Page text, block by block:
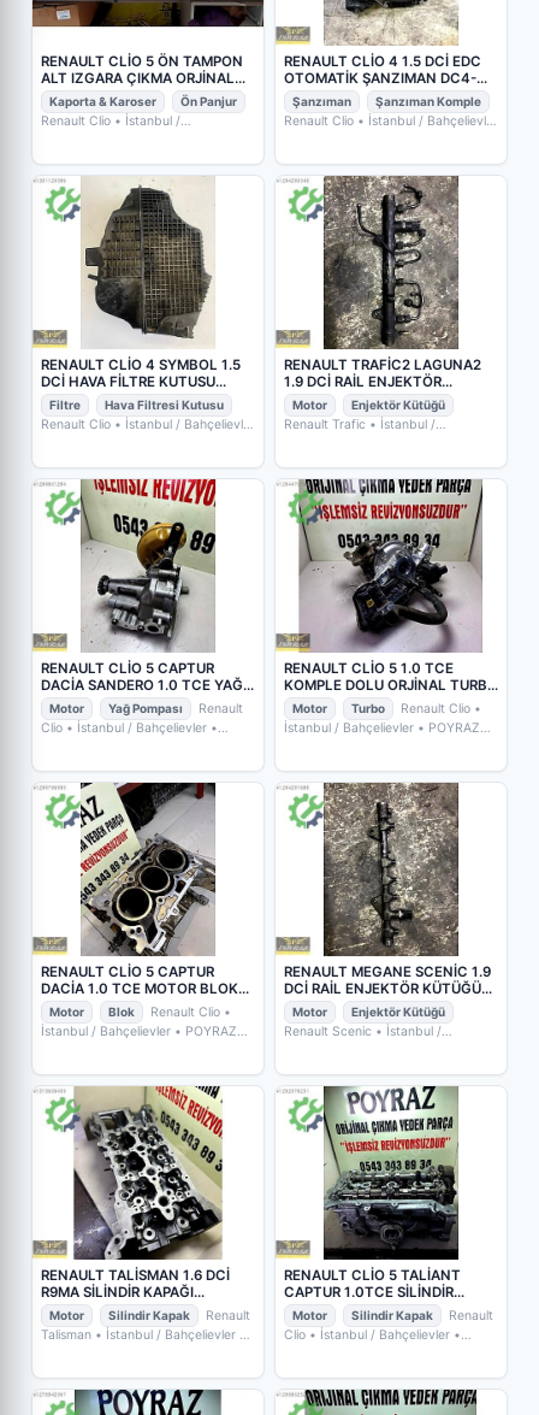
RENAULT CLİO 5 ÖN TAMPON
ALT IZGARA ÇIKMA ORJİNAL
YEDEK PARÇA
Kaporta & Karoser Ön Panjur
Renault Clio • İstanbul /
YEDEK PARÇA
RENAULT CLİO 4 1.5 DCİ EDC
OTOMATİK ŞANZIMAN DC4-
005 (320104170R
Şanzıman Şanzıman Komple
Renault Clio • İstanbul / Bahçelievler
RENAULT CLİO 4 SYMBOL 1.5
DCİ HAVA FİLTRE KUTUSU
165001258 R
Filtre Hava Filtresi Kutusu
Renault Clio • İstanbul / Bahçelievler
RENAULT TRAFİC2 LAGUNA2
1.9 DCİ RAİL ENJEKTÖR
KÜTÜĞÜ 0445214065
Motor Enjektör Kütüğü
Renault Trafic • İstanbul /
RENAULT CLİO 5 CAPTUR
DACİA SANDERO 1.0 TCE YAĞ
POMPASI
Motor Yağ Pompası
Renault
Clio • İstanbul / Bahçelievler •
RENAULT CLİO 5 1.0 TCE
KOMPLE DOLU ORJİNAL TURBO
16319700051
Motor Turbo Renault Clio •
İstanbul / Bahçelievler • POYRAZ
RENAULT CLİO 5 CAPTUR
DACİA 1.0 TCE MOTOR BLOKU
110119230r
Motor Blok Renault Clio •
İstanbul / Bahçelievler • POYRAZ
RENAULT MEGANE SCENİC 1.9
DCİ RAİL ENJEKTÖR KÜTÜĞÜ
0445214158
Motor Enjektör Kütüğü
Renault Scenic • İstanbul /
RENAULT TALİSMAN 1.6 DCİ
R9MA SİLİNDİR KAPAĞI
110422959R
Motor Silindir Kapak
Renault
Talisman • İstanbul / Bahçelievler •
RENAULT CLİO 5 TALİANT
CAPTUR 1.0TCE SİLİNDİR
KAPAĞI 110413692R
Motor Silindir Kapak
Renault
Clio • İstanbul / Bahçelievler •